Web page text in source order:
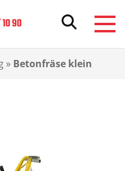
90
» Betonfräse klein